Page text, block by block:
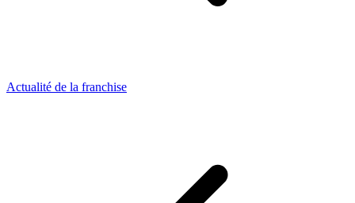
Actualité de la franchise